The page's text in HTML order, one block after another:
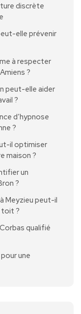
discrète
elle prévenir
à respecter
?
peut-elle aider
?
d’hypnose
?
il optimiser
maison ?
un
?
Meyzieu peut-il
toit ?
qualifié
une